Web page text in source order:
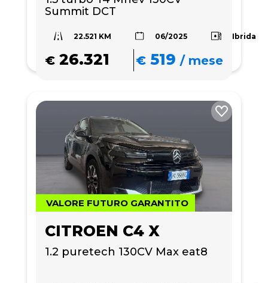
Summit DCT
22.521 KM 06/2025 Ibrida
€ 26.321 € 519 /mese
VALORE FUTURO GARANTITO
CITROEN C4 X
1.2 puretech 130CV Max eat8